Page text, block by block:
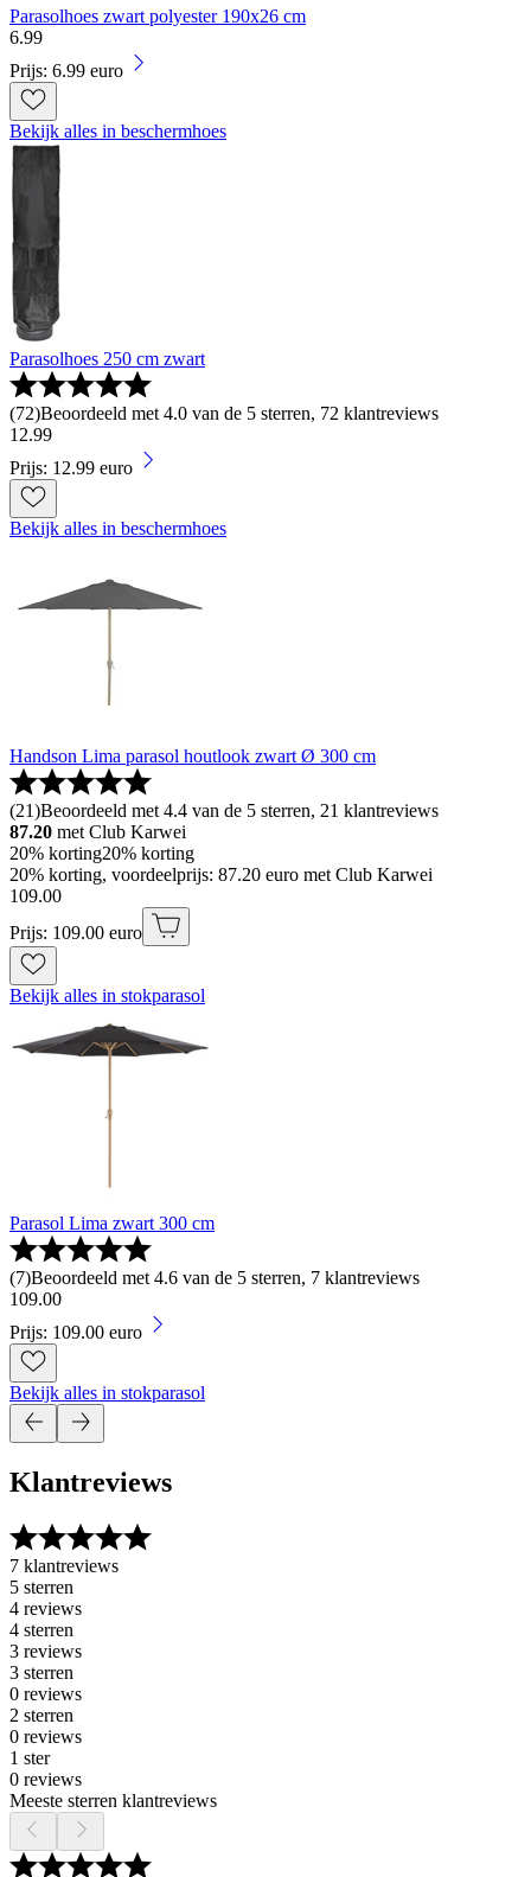
Parasolhoes zwart polyester 190x26 cm
6.99
Prijs: 6.99 euro
Bekijk alles in beschermhoes
Parasolhoes 250 cm zwart
(72)Beoordeeld met 4.0 van de 5 sterren, 72 klantreviews
12.99
Prijs: 12.99 euro
Bekijk alles in beschermhoes
Handson Lima parasol houtlook zwart Ø 300 cm
(21)Beoordeeld met 4.4 van de 5 sterren, 21 klantreviews
87.20 met Club Karwei
20% korting20% korting
20% korting, voordeelprijs: 87.20 euro met Club Karwei
109.00
Prijs: 109.00 euro
Bekijk alles in stokparasol
Parasol Lima zwart 300 cm
(7)Beoordeeld met 4.6 van de 5 sterren, 7 klantreviews
109.00
Prijs: 109.00 euro
Bekijk alles in stokparasol
Klantreviews
7 klantreviews
5 sterren
4 reviews
4 sterren
3 reviews
3 sterren
0 reviews
2 sterren
0 reviews
1 ster
0 reviews
Meeste sterren klantreviews